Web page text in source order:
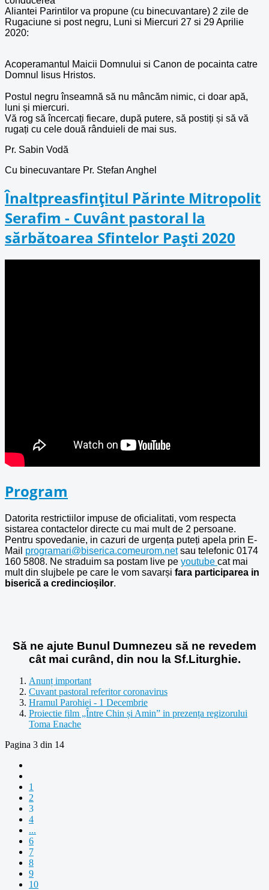
Aliantei Parintilor va propune (cu binecuvantare) 2 zile de
Rugaciune si post negru, Luni si Miercuri 27 si 29 Aprilie
2020:
Acoperamantul Maicii Domnului si Canon de pocainta catre
Domnul Iisus Hristos.
Postul negru înseamnă să nu mâncăm nimic, ci doar apă,
luni și miercuri.
Vă rog să încercați fiecare, după putere, să postiți și să vă
rugați cu cele două rânduieli de mai sus.
Pr. Sabin Vodă
Cu binecuvantare Pr. Stefan Anghel
Înaltpreasfințitul Părinte Mitropolit
Serafim - Cuvânt pastoral la
sărbătoarea Sfintelor Paști 2020
Program
Datorita restrictiilor impuse de oficialitati, vom respecta
sistarea contactelor directe cu mai mult de 2 persoane.
Pentru spovedanie, in cazuri de urgența puteți apela prin E-
Mail programari@biserica.comeurom.netsau telefonic 0174
160 5808. Ne straduim sa postam live pe youtube cat mai
mult din slujbele pe care le vom savarși fara participarea in
biserică a credincioșilor.
Să ne ajute Bunul Dumnezeu să ne revedem
cât mai curând, din nou la Sf.Liturghie.
Anunț important
Cuvant pastoral referitor coronavirus
Hramul Parohiei - 1 Decembrie
Proiectie film „Între Chin și Amin” in prezența regizorului
Toma Enache
Pagina 3 din 14
1
2
3
4
...
6
7
8
9
10